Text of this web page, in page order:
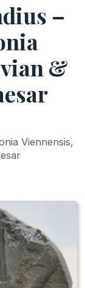
–
&
Viennensis,